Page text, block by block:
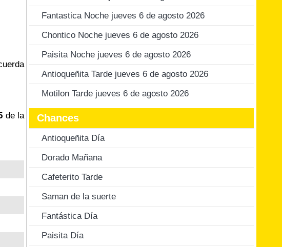
de la
Fantastica Noche jueves 6 de agosto 2026
Chontico Noche jueves 6 de agosto 2026
Paisita Noche jueves 6 de agosto 2026
Antioqueñita Tarde jueves 6 de agosto 2026
Motilon Tarde jueves 6 de agosto 2026
Chances
Antioqueñita Día
Dorado Mañana
Cafeterito Tarde
Saman de la suerte
Fantástica Día
Paisita Día